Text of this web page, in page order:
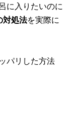
に入りたいのに
対処法を実際に
パリした方法